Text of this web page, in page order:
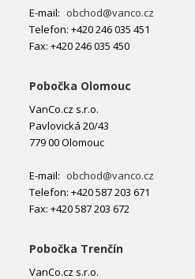
E-mail: obchod@vanco.cz
Telefon: +420 246 035 451
Fax: +420 246 035 450
Pobočka Olomouc
VanCo.cz s.r.o.
Pavlovická 20/43
779 00 Olomouc
E-mail: obchod@vanco.cz
Telefon: +420 587 203 671
Fax: +420 587 203 672
Pobočka Trenčín
VanCo.cz s.r.o.